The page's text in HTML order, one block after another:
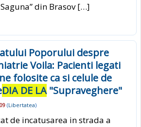
din Brasov […]
Poporului despre
Voila: Pacienti legati
folosite ca si celule de
DIA DE LA"Supraveghere"
(Libertatea)
de incatusarea in strada a